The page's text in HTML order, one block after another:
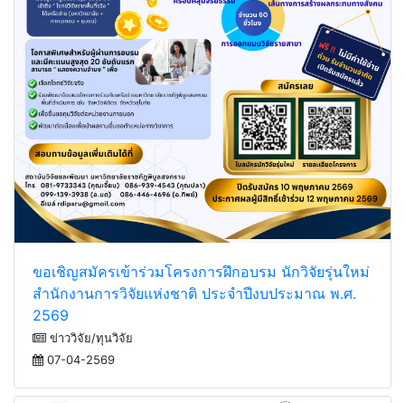
ขอเชิญสมัครเข้าร่วมโครงการฝึกอบรม นักวิจัยรุ่นใหม่
สำนักงานการวิจัยแห่งชาติ ประจำปีงบประมาณ พ.ศ.
2569
ข่าววิจัย/ทุนวิจัย